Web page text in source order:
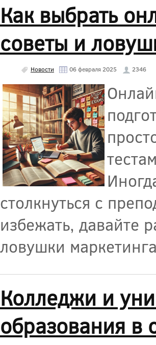
Как выбрать
советы и
Новости 06 февраля 2025 2346
столкнуться с
избежать, давайте
ловушки
Колледжи и
образования в